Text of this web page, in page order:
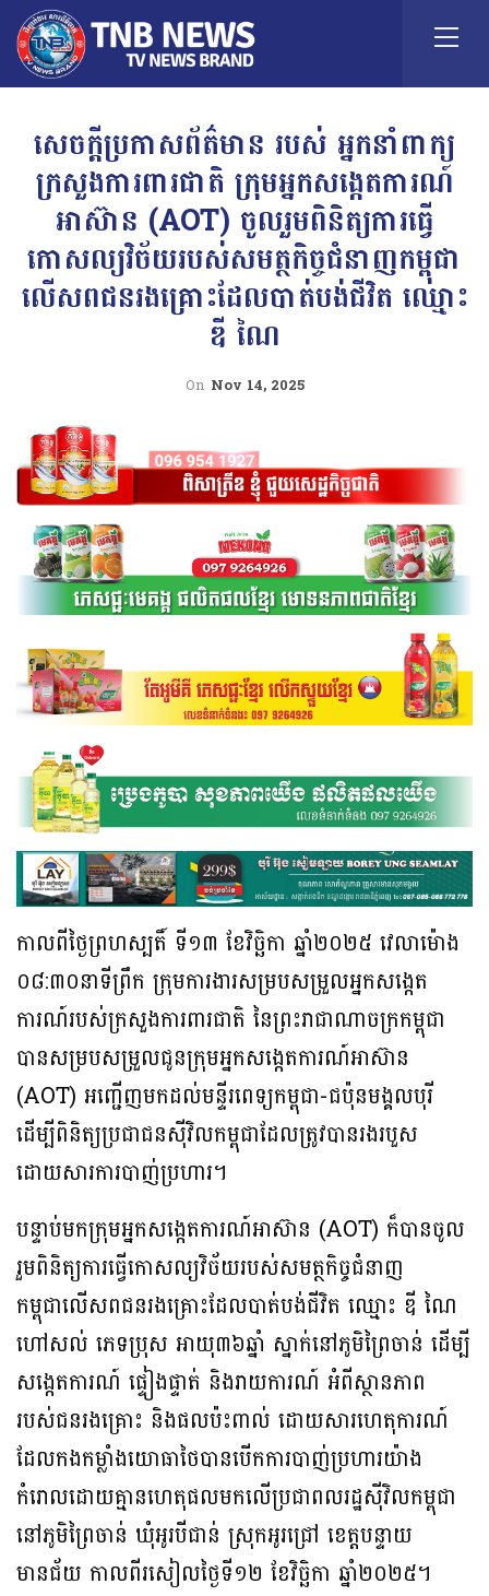
សេចក្តីប្រកាសព័ត៌មាន របស់ អ្នកនាំពាក្យ
ក្រសួងការពារជាតិ ក្រុមអ្នកសង្កេតការណ៍
អាស៊ាន (AOT) ចូលរួមពិនិត្យការធ្វើ
កោសល្យវិច័យរបស់សមត្ថកិច្ចជំនាញកម្ពុជា
លើសពជនរងគ្រោះដែលបាត់បង់ជីវិត ឈ្មោះ
ឌី ណៃ
On Nov 14, 2025
កាលពីថ្ងៃព្រហស្បតិ៍ ទី១៣ ខែវិច្ឆិកា ឆ្នាំ២០២៥ វេលាម៉ោង
០៨:៣០នាទីព្រឹក ក្រុមការងារសម្របសម្រួលអ្នកសង្កេត
ការណ៍របស់ក្រសួងការពារជាតិ នៃព្រះរាជាណាចក្រកម្ពុជា
បានសម្របសម្រួលជូនក្រុមអ្នកសង្កេតការណ៍អាស៊ាន
(AOT) អញ្ជើញមកដល់មន្ទីរពេទ្យកម្ពុជា-ជប៉ុនមង្គលបុរី
ដើម្បីពិនិត្យប្រជាជនស៊ីវិលកម្ពុជាដែលត្រូវបានរងរបួស
ដោយសារការបាញ់ប្រហារ។
បន្ទាប់មកក្រុមអ្នកសង្កេតការណ៍អាស៊ាន (AOT) ក៏បានចូល
រួមពិនិត្យការធ្វើកោសល្យវិច័យរបស់សមត្ថកិច្ចជំនាញ
កម្ពុជាលើសពជនរងគ្រោះដែលបាត់បង់ជីវិត ឈ្មោះ ឌី ណៃ
ហៅសល់ ភេទប្រុស អាយុ៣៦ឆ្នាំ ស្នាក់នៅភូមិព្រៃចាន់ ដើម្បី
សង្កេតការណ៍ ផ្ទៀងផ្ទាត់ និងរាយការណ៍ អំពីស្ថានភាព
របស់ជនរងគ្រោះ និងផលប៉ះពាល់ ដោយសារហេតុការណ៍
ដែលកងកម្លាំងយោធាថៃបានបើកការបាញ់ប្រហារយ៉ាង
កំរោលដោយគ្មានហេតុផលមកលើប្រជាពលរដ្ឋស៊ីវិលកម្ពុជា
នៅភូមិព្រៃចាន់ ឃុំអូរបីជាន់ ស្រុកអូរជ្រៅ ខេត្តបន្ទាយ
មានជ័យ កាលពីរសៀលថ្ងៃទី១២ ខែវិច្ឆិកា ឆ្នាំ២០២៥។